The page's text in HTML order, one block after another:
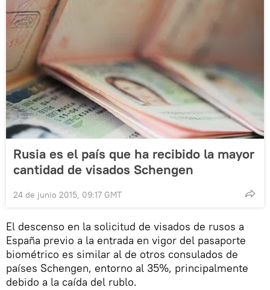
Rusia es el país que ha recibido la mayor
cantidad de visados Schengen
24 de junio 2015, 09:17 GMT
El descenso en la solicitud de visados de rusos a
España previo a la entrada en vigor del pasaporte
biométrico es similar al de otros consulados de
países Schengen, entorno al 35%, principalmente
debido a la caída del rublo.